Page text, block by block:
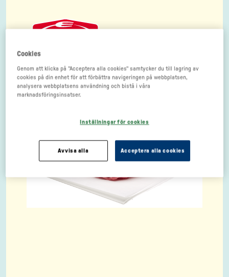
Cookies
Genom att klicka på "Acceptera alla cookies" samtycker du till lagring av
cookies på din enhet för att förbättra navigeringen på webbplatsen,
analysera webbplatsens användning och bistå i våra
marknadsföringsinsatser.
Inställningar för cookies
Avvisa alla Acceptera alla cookies